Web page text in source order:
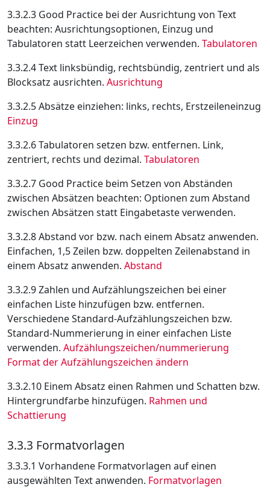
3.3.2.3 Good Practice bei der Ausrichtung von Text
beachten: Ausrichtungsoptionen, Einzug und
Tabulatoren statt Leerzeichen verwenden. Tabulatoren
3.3.2.4 Text linksbündig, rechtsbündig, zentriert und als
Blocksatz ausrichten. Ausrichtung
3.3.2.5 Absätze einziehen: links, rechts, Erstzeileneinzug
Einzug
3.3.2.6 Tabulatoren setzen bzw. entfernen. Link,
zentriert, rechts und dezimal. Tabulatoren
3.3.2.7 Good Practice beim Setzen von Abständen
zwischen Absätzen beachten: Optionen zum Abstand
zwischen Absätzen statt Eingabetaste verwenden.
3.3.2.8 Abstand vor bzw. nach einem Absatz anwenden.
Einfachen, 1,5 Zeilen bzw. doppelten Zeilenabstand in
einem Absatz anwenden. Abstand
3.3.2.9 Zahlen und Aufzählungszeichen bei einer
einfachen Liste hinzufügen bzw. entfernen.
Verschiedene Standard-Aufzählungszeichen bzw.
Standard-Nummerierung in einer einfachen Liste
verwenden. Aufzählungszeichen/nummerierung
Format der Aufzählungszeichen ändern
3.3.2.10 Einem Absatz einen Rahmen und Schatten bzw.
Hintergrundfarbe hinzufügen. Rahmen und
Schattierung
3.3.3 Formatvorlagen
3.3.3.1 Vorhandene Formatvorlagen auf einen
ausgewählten Text anwenden. Formatvorlagen